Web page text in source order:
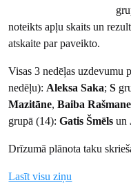
noteikts apļu skaits un
atskaite par paveikto.
Visas 3 nedēļas uzdevumu
nedēļu): Aleksa Saka;S
Mazitāne,Baiba Rašmane
grupā (14):Gatis Šmēls un
Drīzumā plānota taku
Lasīt visu ziņu